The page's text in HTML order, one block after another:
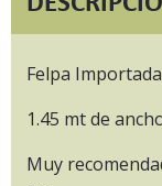
Felpa
1.45 mt de
Muy